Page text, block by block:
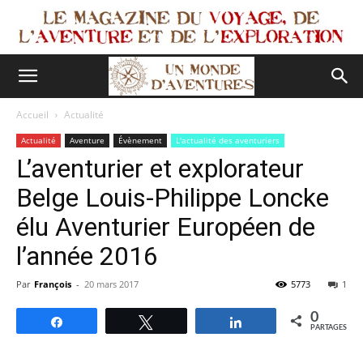
Accueil Actualité
Actualité Aventure Évènement L'actualité des aventuriers
L’aventurier et explorateur
Belge Louis-Philippe Loncke
élu Aventurier Européen de
l’année 2016
Par François - 20 mars 2017 1
5773
Partagez 0
PARTAGES